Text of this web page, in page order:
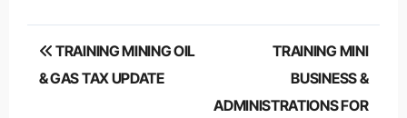
Post
navigation
TRAINING MINING OIL
& GAS TAX UPDATE
TRAINING MINI
BUSINESS &
ADMINISTRATIONS FOR